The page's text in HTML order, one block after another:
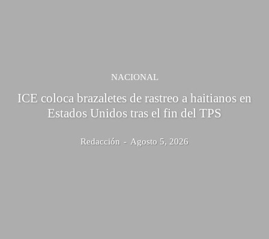
NACIONAL
ICE coloca brazaletes de rastreo a haitianos en
Estados Unidos tras el fin del TPS
Redacción - Agosto 5, 2026